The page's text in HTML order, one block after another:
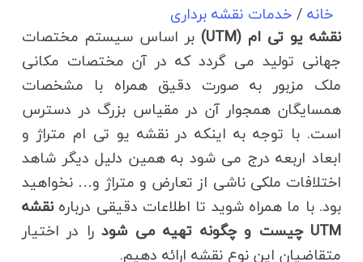
خانه/خدمات نقشه برداری
نقشه یو تی ام (UTM)
بر اساس سیستم مختصات
جهانی تولید می گردد که در آن مختصات مکانی
ملک مزبور به صورت دقیق همراه با مشخصات
همسایگان همجوار آن در مقیاس بزرگ در دسترس
است. با توجه به اینکه در نقشه یو تی ام متراژ و
ابعاد اربعه درج می شود به همین دلیل دیگر شاهد
اختلافات ملکی ناشی از تعارض و متراژ و… نخواهید
بود. با ما همراه شوید تا اطلاعات دقیقی دربارهنقشه
UTM چیست و چگونه تهیه می شود
را در اختیار
متقاضیان این نوع نقشه ارائه دهیم.